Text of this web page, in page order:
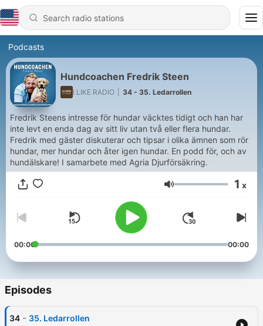
Podcasts
Hundcoachen Fredrik Steen
I LIKE RADIO 34 - 35. Ledarrollen
Fredrik Steens intresse för hundar väcktes tidigt och han har
inte levt en enda dag av sitt liv utan två eller flera hundar.
Fredrik med gäster diskuterar och tipsar i olika ämnen som rör
hundar, mer hundar och åter igen hundar. En podd för, och av
hundälskare! I samarbete med Agria Djurförsäkring.
Volume 1 x
00:00 00:00
Episodes
34 - 35. Ledarrollen